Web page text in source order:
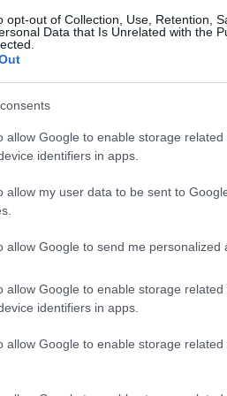
opt-out of Collection, Use, Retention,
Data that Is Unrelated with the
allow Google to enable storage
identifiers in apps.
allow my user data to be sent to
allow Google to send me personalized
allow Google to enable storage
identifiers in apps.
allow Google to enable storage
született Csizmazia Darab
a medina, a néró és a turán)
tagja, Szarka Gyula is, aki
érhető el.
borünnep